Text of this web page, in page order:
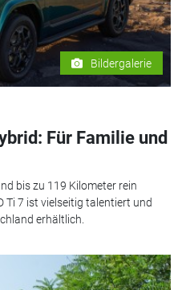
Bildergalerie
Für Familie und
bis zu 119 Kilometer rein
Ti 7 ist vielseitig talentiert und
erhältlich.